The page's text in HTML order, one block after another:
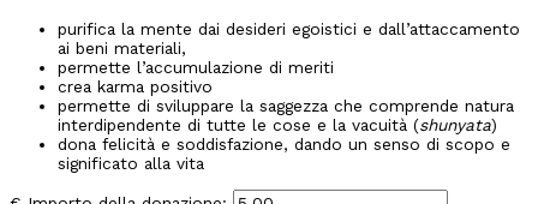
purifica la mente dai desideri egoistici e dall’attaccamento
ai beni materiali,
permette l’accumulazione di meriti
crea karma positivo
permette di sviluppare la saggezza che comprende natura
interdipendente di tutte le cose e la vacuità (shunyata)
dona felicità e soddisfazione, dando un senso di scopo e
significato alla vita